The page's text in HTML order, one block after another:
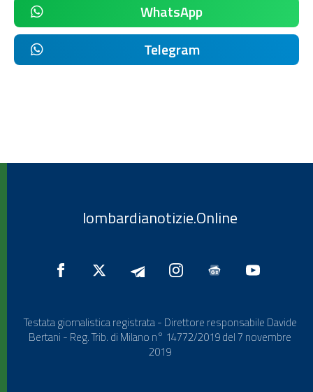
WhatsApp
Telegram
lombardianotizie.Online
Testata giornalistica registrata - Direttore responsabile Davide
Bertani - Reg. Trib. di Milano n° 14772/2019 del 7 novembre
2019